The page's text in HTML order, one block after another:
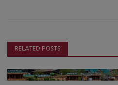
RELATED POSTS